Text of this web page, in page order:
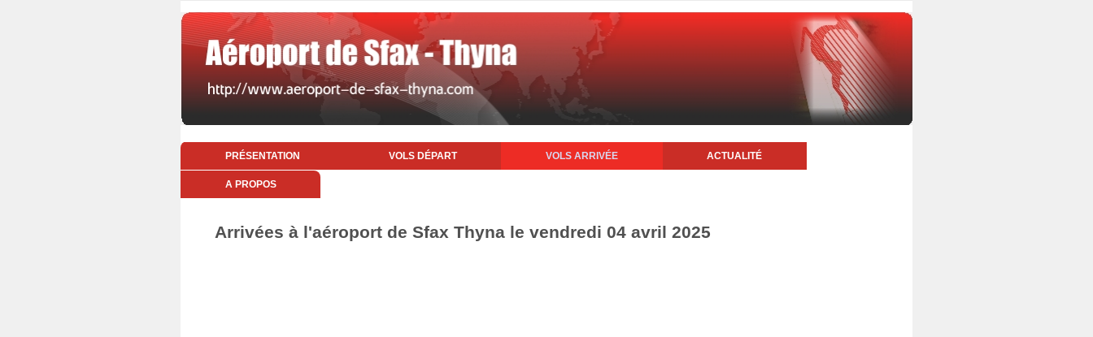
PRÉSENTATION VOLS DÉPART VOLS ARRIVÉE ACTUALITÉ
A PROPOS
Arrivées à l'aéroport de Sfax Thyna le vendredi 04 avril 2025